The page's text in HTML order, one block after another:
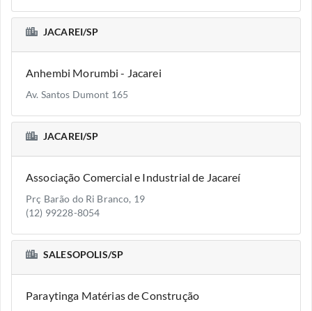
JACAREI/SP
Anhembi Morumbi - Jacarei
Av. Santos Dumont 165
JACAREI/SP
Associação Comercial e Industrial de Jacareí
Prç Barão do Ri Branco, 19
(12) 99228-8054
SALESOPOLIS/SP
Paraytinga Matérias de Construção